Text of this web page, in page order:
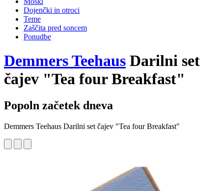
Dojenčki in otroci
Teme
Zaščita pred soncem
Ponudbe
Demmers Teehaus Darilni set
čajev "Tea four Breakfast"
Popoln začetek dneva
Demmers Teehaus Darilni set čajev "Tea four Breakfast"